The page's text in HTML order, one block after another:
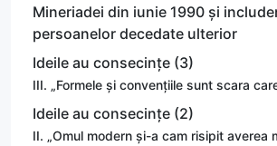
Mineriadei din iunie 1990 și
persoanelor decedate ulterior
Ideile au consecințe (3)
III. „Formele și convențiile sunt scara
Ideile au consecințe (2)
II. „Omul modern și-a cam risipit averea